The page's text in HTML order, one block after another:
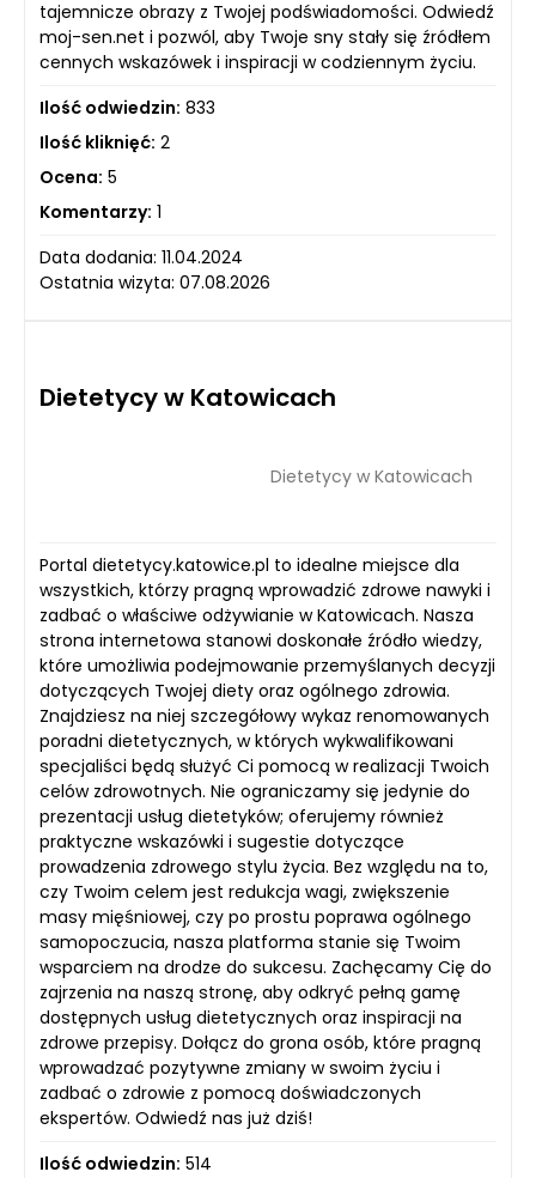
tajemnicze obrazy z Twojej podświadomości. Odwiedź
moj-sen.net i pozwól, aby Twoje sny stały się źródłem
cennych wskazówek i inspiracji w codziennym życiu.
Ilość odwiedzin: 833
Ilość kliknięć: 2
Ocena: 5
Komentarzy: 1
Data dodania: 11.04.2024
Ostatnia wizyta: 07.08.2026
Dietetycy w Katowicach
Dietetycy w Katowicach
Portal dietetycy.katowice.pl to idealne miejsce dla
wszystkich, którzy pragną wprowadzić zdrowe nawyki i
zadbać o właściwe odżywianie w Katowicach. Nasza
strona internetowa stanowi doskonałe źródło wiedzy,
które umożliwia podejmowanie przemyślanych decyzji
dotyczących Twojej diety oraz ogólnego zdrowia.
Znajdziesz na niej szczegółowy wykaz renomowanych
poradni dietetycznych, w których wykwalifikowani
specjaliści będą służyć Ci pomocą w realizacji Twoich
celów zdrowotnych. Nie ograniczamy się jedynie do
prezentacji usług dietetyków; oferujemy również
praktyczne wskazówki i sugestie dotyczące
prowadzenia zdrowego stylu życia. Bez względu na to,
czy Twoim celem jest redukcja wagi, zwiększenie
masy mięśniowej, czy po prostu poprawa ogólnego
samopoczucia, nasza platforma stanie się Twoim
wsparciem na drodze do sukcesu. Zachęcamy Cię do
zajrzenia na naszą stronę, aby odkryć pełną gamę
dostępnych usług dietetycznych oraz inspiracji na
zdrowe przepisy. Dołącz do grona osób, które pragną
wprowadzać pozytywne zmiany w swoim życiu i
zadbać o zdrowie z pomocą doświadczonych
ekspertów. Odwiedź nas już dziś!
Ilość odwiedzin: 514